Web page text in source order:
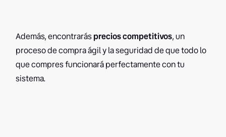
Además, encontrarásprecios competitivos, un
proceso de compra ágil y la seguridad de que todo lo
que compres funcionará perfectamente con tu
sistema.